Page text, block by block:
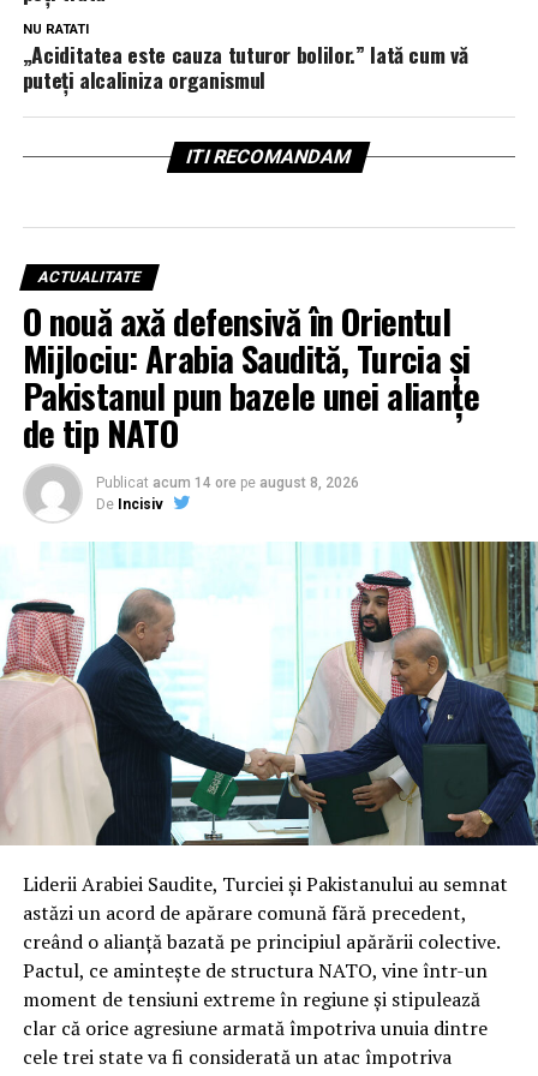
NU RATATI
„Aciditatea este cauza tuturor bolilor.” Iată cum vă
puteți alcaliniza organismul
ITI RECOMANDAM
ACTUALITATE
O nouă axă defensivă în Orientul
Mijlociu: Arabia Saudită, Turcia și
Pakistanul pun bazele unei alianțe
de tip NATO
Publicat acum 14 ore pe august 8, 2026
De Incisiv
Liderii Arabiei Saudite, Turciei și Pakistanului au semnat
astăzi un acord de apărare comună fără precedent,
creând o alianță bazată pe principiul apărării colective.
Pactul, ce amintește de structura NATO, vine într-un
moment de tensiuni extreme în regiune și stipulează
clar că orice agresiune armată împotriva unuia dintre
cele trei state va fi considerată un atac împotriva